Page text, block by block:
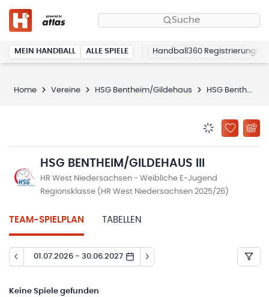
Suche
MEIN HANDBALL ALLE SPIELE Handball360 Registrierung
Home Vereine HSG Bentheim/Gildehaus HSG Bentheim/Gildehaus III
ZU
HSG BENTHEIM/GILDEHAUS III
HR West Niedersachsen - Weibliche E-Jugend
Regionsklasse (HR West Niedersachsen 2025/26)
TEAM-SPIELPLAN TABELLEN
01.07.2026 - 30.06.2027
Keine Spiele gefunden